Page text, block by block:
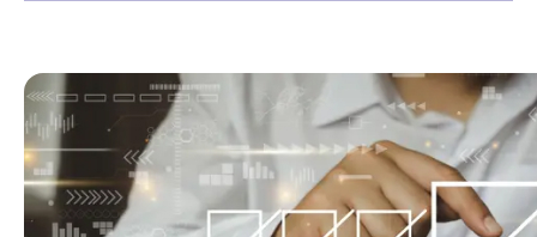
documentos.
Traducción y revisión realizada por un solo
lingüista profesional nativo.
Revisión de la traducción por un lingüista
profesional nativo diferente al traductor.